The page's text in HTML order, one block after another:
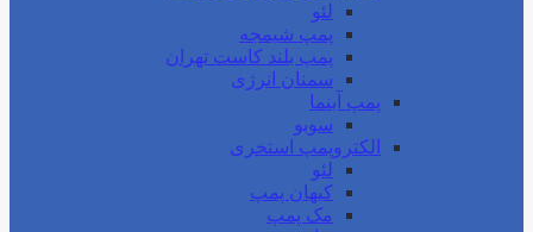
لئو
پمپ شیمجه
پمپ بلند کاست تهران
سمنان انرژی
پمپ آبنما
سوبو
الکتروپمپ استخری
لئو
کیهان پمپ
مک پمپ